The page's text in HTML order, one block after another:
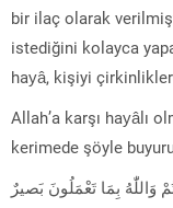
bir ilaç olarak
istediğini kolayca
hayâ, kişiyi
Allah’a karşı hayâlı
kerimede şöyle
وَاللّٰهُ بِمَا تَعْمَلُونَ بَصيرٌ